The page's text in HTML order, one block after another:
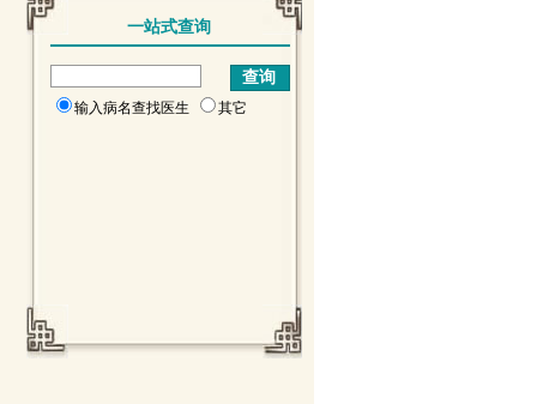
一站式查询
输入病名查找医生 其它